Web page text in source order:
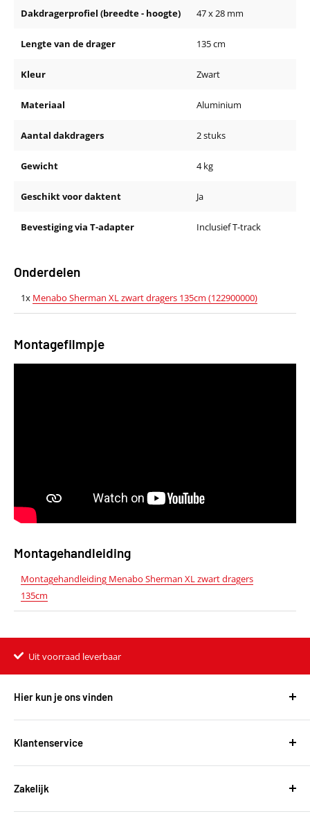
Dakdragerprofiel (breedte - hoogte) 47 x 28 mm
Lengte van de drager 135 cm
Kleur Zwart
Materiaal Aluminium
Aantal dakdragers 2 stuks
Gewicht 4 kg
Geschikt voor daktent Ja
Bevestiging via T-adapter Inclusief T-track
Onderdelen
1x Menabo Sherman XL zwart dragers 135cm (122900000)
Montagefilmpje
Montagehandleiding
Montagehandleiding Menabo Sherman XL zwart dragers
135cm
Uit voorraad leverbaar
Hier kun je ons vinden
Harvest Automotive B.V.
De Wel 34a
BTW: NL850118931B01
T+31 (0)30 6777775
Klantenservice
Over ons
Bestellen en leveringen
Zakelijk
Zakelijke klant worden